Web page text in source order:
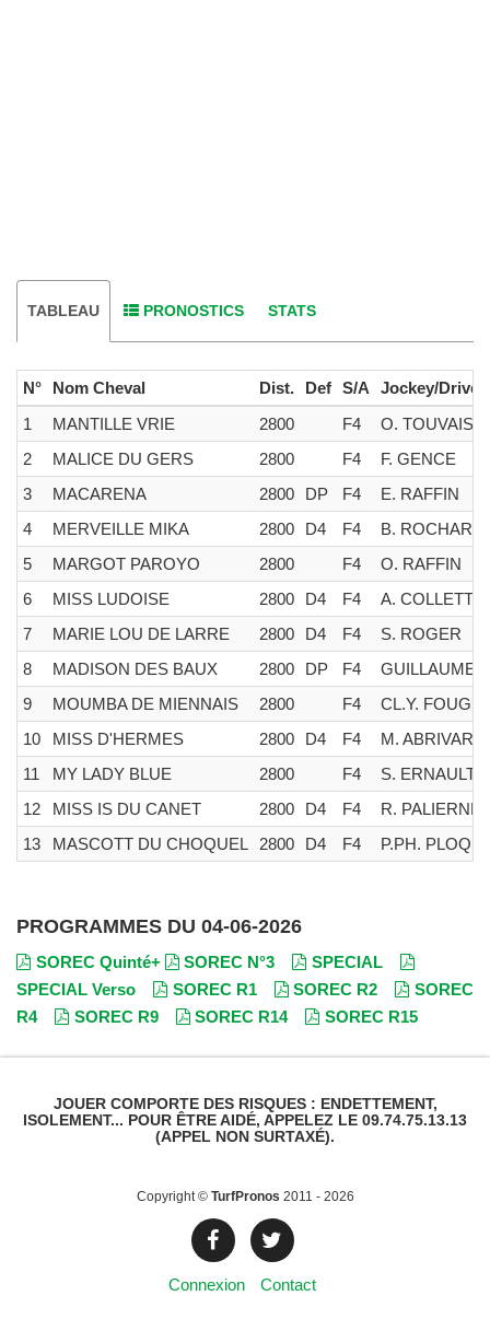
TABLEAU PRONOSTICS STATS
N° Nom Cheval Dist. Def S/A
Jockey/Driver
1
MANTILLE VRIE 2800 F4
O. TOUVAIS
2
MALICE DU GERS 2800 F4
F. GENCE
3
MACARENA 2800 DP F4
E. RAFFIN
4
MERVEILLE MIKA 2800 D4 F4
B. ROCHARD
5
MARGOT PAROYO 2800 F4
O. RAFFIN
6
MISS LUDOISE 2800 D4 F4
A. COLLETTE
7
MARIE LOU DE LARRE 2800 D4 F4
S. ROGER
8
MADISON DES BAUX 2800 DP F4
GUILLAUME
9
MOUMBA DE MIENNAIS 2800 F4
CL.Y.
10
MISS D'HERMES 2800 D4 F4
M. ABRIVARD
11
MY LADY BLUE 2800 F4
S. ERNAULT
12
MISS IS DU CANET 2800 D4 F4
R. PALIERNE
13
MASCOTT DU CHOQUEL 2800 D4 F4 P.PH.
PROGRAMMES DU 04-06-2026
SOREC Quinté+ SOREC N°3
SPECIAL
SPECIAL Verso
SOREC R1 SOREC R2
SOREC
R4
SOREC R9 SOREC R14 SOREC R15
JOUER COMPORTE DES RISQUES : ENDETTEMENT,
ISOLEMENT... POUR ÊTRE AIDÉ, APPELEZ LE 09.74.75.13.13
(APPEL NON SURTAXÉ).
Copyright © TurfPronos 2011 - 2026
Connexion Contact